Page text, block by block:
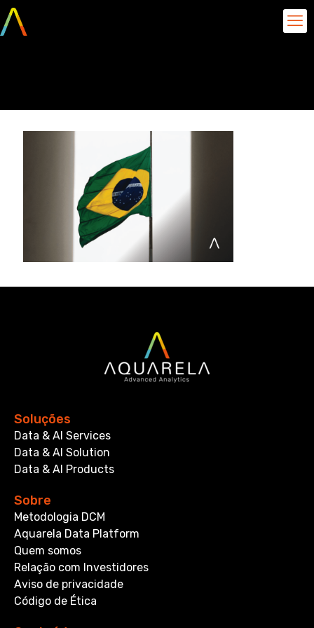
Soluções
Data & AI Services
Data & AI Solution
Data & AI Products
Sobre
Metodologia DCM
Aquarela Data Platform
Quem somos
Relação com Investidores
Aviso de privacidade
Código de Ética